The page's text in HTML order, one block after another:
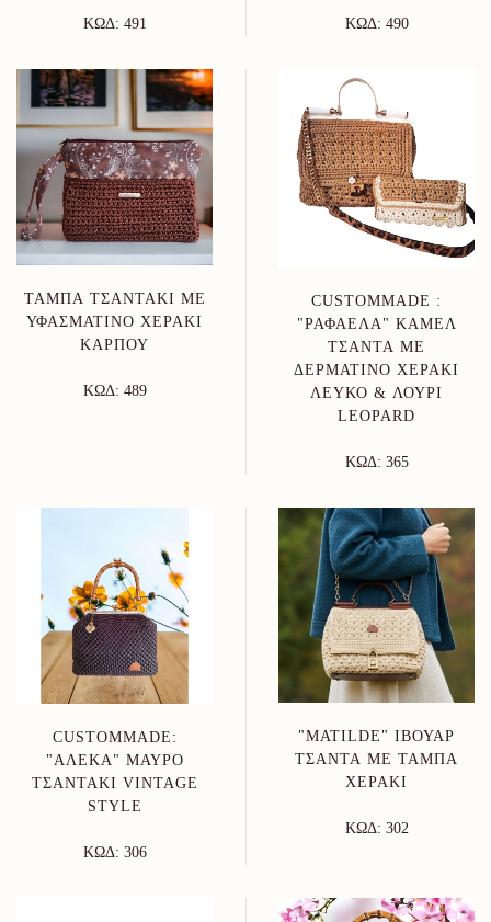
ΚΩΔ: 491 ΚΩΔ: 490
ΤΑΜΠΆ ΤΣΑΝΤΆΚΙ ΜΕ
ΥΦΑΣΜΆΤΙΝΟ ΧΕΡΆΚΙ
ΚΑΡΠΟΎ
ΚΩΔ: 489
CUSTOMMADE :
"ΡΑΦΑΈΛΑ" ΚΑΜΕΛ
ΤΣΆΝΤΑ ΜΕ
ΔΕΡΜΆΤΙΝΟ ΧΕΡΆΚΙ
ΛΕΥΚΌ & ΛΟΥΡΊ
LEOPARD
ΚΩΔ: 365
CUSTOMMADE:
"ΑΛΈΚΑ" ΜΑΎΡΟ
ΤΣΑΝΤΆΚΙ VINTAGE
STYLE
ΚΩΔ: 306
"MATILDE" ΙΒΟΥΆΡ
ΤΣΆΝΤΑ ΜΕ ΤΑΜΠΆ
ΧΕΡΆΚΙ
ΚΩΔ: 302